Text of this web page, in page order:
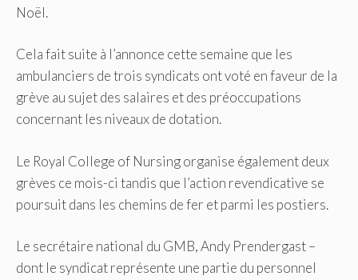
Noël.
Cela fait suite à l’annonce cette semaine que les
ambulanciers de trois syndicats ont voté en faveur de la
grève au sujet des salaires et des préoccupations
concernant les niveaux de dotation.
Le Royal College of Nursing organise également deux
grèves ce mois-ci tandis que l’action revendicative se
poursuit dans les chemins de fer et parmi les postiers.
Le secrétaire national du GMB, Andy Prendergast –
dont le syndicat représente une partie du personnel